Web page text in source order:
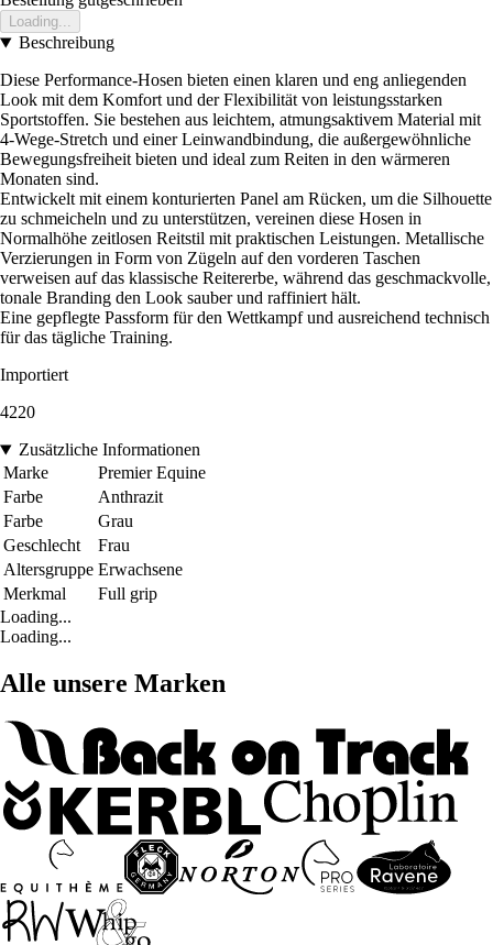
Loading...
Beschreibung
Diese Performance-Hosen bieten einen klaren und eng anliegenden
Look mit dem Komfort und der Flexibilität von leistungsstarken
Sportstoffen. Sie bestehen aus leichtem, atmungsaktivem Material mit
4-Wege-Stretch und einer Leinwandbindung, die außergewöhnliche
Bewegungsfreiheit bieten und ideal zum Reiten in den wärmeren
Monaten sind.
Entwickelt mit einem konturierten Panel am Rücken, um die Silhouette
zu schmeicheln und zu unterstützen, vereinen diese Hosen in
Normalhöhe zeitlosen Reitstil mit praktischen Leistungen. Metallische
Verzierungen in Form von Zügeln auf den vorderen Taschen
verweisen auf das klassische Reitererbe, während das geschmackvolle,
tonale Branding den Look sauber und raffiniert hält.
Eine gepflegte Passform für den Wettkampf und ausreichend technisch
für das tägliche Training.
Importiert
4220
Zusätzliche Informationen
Marke
Premier Equine
Farbe
Anthrazit
Farbe
Grau
Geschlecht
Frau
Altersgruppe Erwachsene
Merkmal
Full grip
Loading...
Loading...
Alle unsere Marken